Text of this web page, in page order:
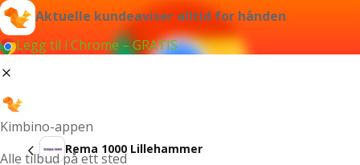
Aktuelle kundeaviser alltid for hånden
Legg til i Chrome – GRATIS
Kimbino-appen
Alle tilbud på ett sted
Rema 1000 Lillehammer